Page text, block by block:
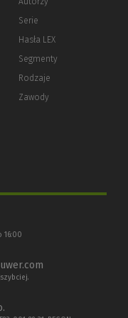
Serie
Hasła LEX
Segmenty
Rodzaje
Zawody
16:00